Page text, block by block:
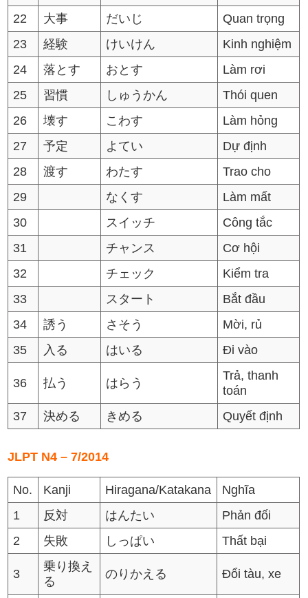
22 大事 だいじ
Quan trọng
23
経験 けいけん
Kinh nghiệm
24
落とす おとす
Làm rơi
25
習慣 しゅうかん
Thói quen
26
壊す こわす
Làm hỏng
27
予定 よてい
Dự định
28
渡す わたす
Trao cho
29
なくす
Làm mất
30
スイッチ
Công tắc
31
チャンス
Cơ hội
32
チェック
Kiểm tra
33
スタート
Bắt đầu
34
誘う さそう
Mời, rủ
35
入る はいる Đi vào
36 払う はらう
Trả, thanh
toán
37
決める きめる Quyết định
JLPT N4 – 7/2014
No. Kanji Hiragana/Katakana
Nghĩa
1
反対 はんたい
Phản đối
2
失敗 しっぱい Thất bại
3
乗り換え
る
のりかえる Đổi tàu, xe